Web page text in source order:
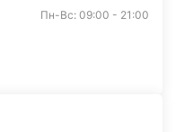
Пн-Вс: 09:00 - 21:00